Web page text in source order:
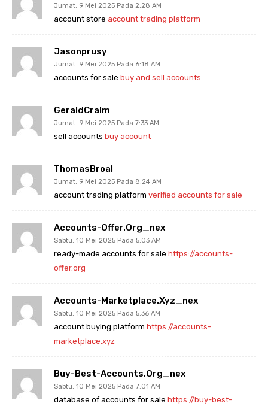
Jumat. 9 Mei 2025 Pada 2:28 AM
account store account trading platform
Jasonprusy
Jumat. 9 Mei 2025 Pada 6:18 AM
accounts for sale buy and sell accounts
GeraldCralm
Jumat. 9 Mei 2025 Pada 7:33 AM
sell accounts buy account
ThomasBroal
Jumat. 9 Mei 2025 Pada 8:24 AM
account trading platform verified accounts for sale
Accounts-Offer.org_nex
Sabtu. 10 Mei 2025 Pada 5:03 AM
ready-made accounts for sale https://accounts-
offer.org
Accounts-Marketplace.xyz_nex
Sabtu. 10 Mei 2025 Pada 5:36 AM
account buying platform https://accounts-
marketplace.xyz
Buy-Best-Accounts.org_nex
Sabtu. 10 Mei 2025 Pada 7:01 AM
database of accounts for sale https://buy-best-